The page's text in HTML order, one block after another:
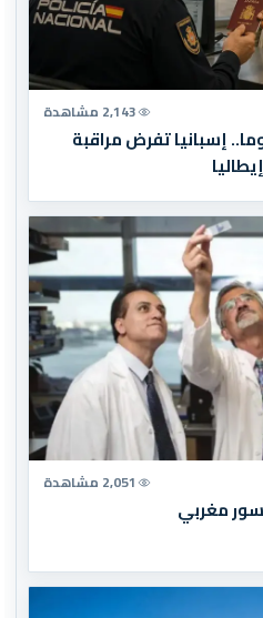
2,143 مشاهدة
إسبانيا تفرض مراقبة
2,051 مشاهدة
مغربي